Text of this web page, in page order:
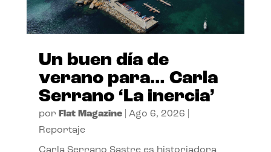
Un buen día de
verano para… Carla
Serrano ‘La inercia’
por Flat Magazine| Ago 6, 2026
Reportaje
Carla Serrano Sastre es historiadora